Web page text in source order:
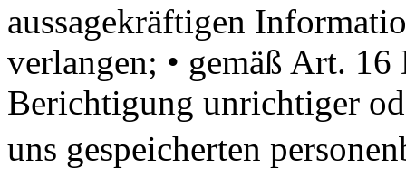
aussagekräftigen
verlangen; • gemäß Art.
Berichtigung unrichtiger
uns gespeicherten